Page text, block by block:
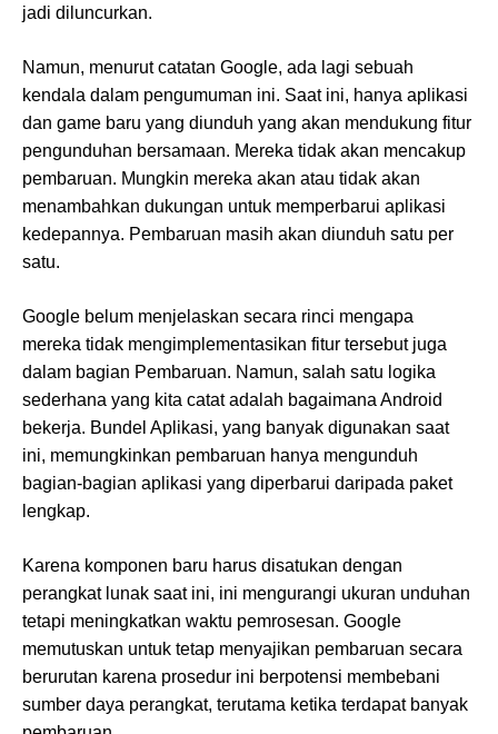
jadi diluncurkan.
Namun, menurut catatan Google, ada lagi sebuah
kendala dalam pengumuman ini. Saat ini, hanya aplikasi
dan game baru yang diunduh yang akan mendukung fitur
pengunduhan bersamaan. Mereka tidak akan mencakup
pembaruan. Mungkin mereka akan atau tidak akan
menambahkan dukungan untuk memperbarui aplikasi
kedepannya. Pembaruan masih akan diunduh satu per
satu.
Google belum menjelaskan secara rinci mengapa
mereka tidak mengimplementasikan fitur tersebut juga
dalam bagian Pembaruan. Namun, salah satu logika
sederhana yang kita catat adalah bagaimana Android
bekerja. Bundel Aplikasi, yang banyak digunakan saat
ini, memungkinkan pembaruan hanya mengunduh
bagian-bagian aplikasi yang diperbarui daripada paket
lengkap.
Karena komponen baru harus disatukan dengan
perangkat lunak saat ini, ini mengurangi ukuran unduhan
tetapi meningkatkan waktu pemrosesan. Google
memutuskan untuk tetap menyajikan pembaruan secara
berurutan karena prosedur ini berpotensi membebani
sumber daya perangkat, terutama ketika terdapat banyak